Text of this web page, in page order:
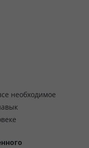
необходимое